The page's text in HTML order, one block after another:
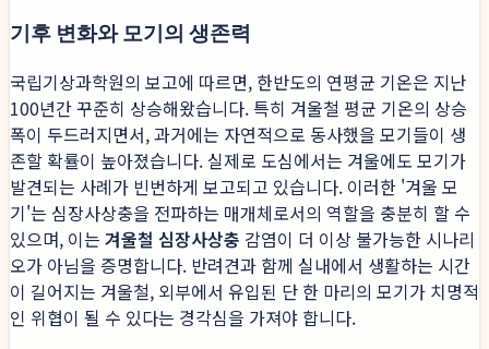
기후 변화와 모기의 생존력
국립기상과학원의 보고에 따르면, 한반도의 연평균 기온은 지난
100년간 꾸준히 상승해왔습니다. 특히 겨울철 평균 기온의 상승
폭이 두드러지면서, 과거에는 자연적으로 동사했을 모기들이 생
존할 확률이 높아졌습니다. 실제로 도심에서는 겨울에도 모기가
발견되는 사례가 빈번하게 보고되고 있습니다. 이러한 '겨울 모
기'는 심장사상충을 전파하는 매개체로서의 역할을 충분히 할 수
있으며, 이는 겨울철 심장사상충 감염이 더 이상 불가능한 시나리
오가 아님을 증명합니다. 반려견과 함께 실내에서 생활하는 시간
이 길어지는 겨울철, 외부에서 유입된 단 한 마리의 모기가 치명적
인 위협이 될 수 있다는 경각심을 가져야 합니다.